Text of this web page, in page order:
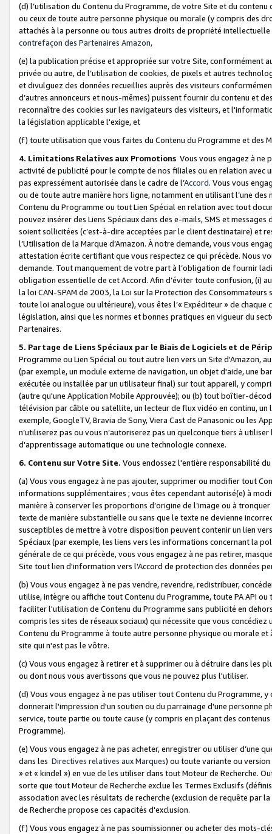
(d) l’utilisation du Contenu du Programme, de votre Site et du
ou ceux de toute autre personne physique ou morale (y compris des
attachés à la personne ou tous autres droits de propriété
contrefaçon des Partenaires Amazon,
(e) la publication précise et appropriée sur votre Site, conformément
privée ou autre, de l’utilisation de cookies, de pixels et autres
et divulguez des données recueillies auprès des visiteurs
d’autres annonceurs et nous-mêmes) puissent fournir du contenu et
reconnaître des cookies sur les navigateurs des visiteurs, et
la législation applicable l'exige, et
(f) toute utilisation que vous faites du Contenu du Programme et des
4. Limitations Relatives aux Promotions Vous vous engagez à ne
activité de publicité pour le compte de nos filiales ou en relation avec
pas expressément autorisée dans le cadre de l’Accord. Vous vous
ou de toute autre manière hors ligne, notamment en utilisant l’une
Contenu du Programme ou tout Lien Spécial en relation avec tout
pouvez insérer des Liens Spéciaux dans des e-mails, SMS et
soient sollicitées (c’est-à-dire acceptées par le client destinataire) et
l’Utilisation de la Marque d’Amazon. À notre demande, vous vous
attestation écrite certifiant que vous respectez ce qui précède. Nous
demande. Tout manquement de votre part à l’obligation de fournir
obligation essentielle de cet Accord. Afin d’éviter toute confusion, (i)
la loi CAN-SPAM de 2003, la Loi sur la Protection des
toute loi analogue ou ultérieure), vous êtes l’« Expéditeur » de
législation, ainsi que les normes et bonnes pratiques en vigueur du
Partenaires.
5. Partage de Liens Spéciaux par le Biais de Logiciels et de
Programme ou Lien Spécial ou tout autre lien vers un Site d'Amazon,
(par exemple, un module externe de navigation, un objet d'aide, une
exécutée ou installée par un utilisateur final) sur tout appareil, y
(autre qu'une Application Mobile Approuvée); ou (b) tout boîtier-
télévision par câble ou satellite, un lecteur de flux vidéo en continu,
exemple, GoogleTV, Bravia de Sony, Viera Cast de Panasonic ou les
n’utiliserez pas ou vous n’autoriserez pas un quelconque tiers à
d'apprentissage automatique ou une technologie connexe.
6. Contenu sur Votre Site. Vous endossez l'entière responsabilité
(a) Vous vous engagez à ne pas ajouter, supprimer ou modifier tout
informations supplémentaires ; vous êtes cependant autorisé(e) à
manière à conserver les proportions d’origine de l’image ou à
texte de manière substantielle ou sans que le texte ne devienne
susceptibles de mettre à votre disposition peuvent contenir un lien
Spéciaux (par exemple, les liens vers les informations concernant la
générale de ce qui précède, vous vous engagez à ne pas retirer,
Site tout lien d'information vers l'Accord de protection des données
(b) Vous vous engagez à ne pas vendre, revendre, redistribuer,
utilise, intègre ou affiche tout Contenu du Programme, toute PA API
faciliter l'utilisation de Contenu du Programme sans publicité en
compris les sites de réseaux sociaux) qui nécessite que vous
Contenu du Programme à toute autre personne physique ou morale
site qui n'est pas le vôtre.
(c) Vous vous engagez à retirer et à supprimer ou à détruire dans les
ou dont nous vous avertissons que vous ne pouvez plus l'utiliser.
(d) Vous vous engagez à ne pas utiliser tout Contenu du Programme,
donnerait l'impression d'un soutien ou du parrainage d'une personne
service, toute partie ou toute cause (y compris en plaçant des
Programme).
(e) Vous vous engagez à ne pas acheter, enregistrer ou utiliser d’une
dans les Directives relatives aux Marques) ou toute variante ou
» et « kindel ») en vue de les utiliser dans tout Moteur de Recherche.
sorte que tout Moteur de Recherche exclue les Termes Exclusifs
association avec les résultats de recherche (exclusion de requête
de Recherche propose ces capacités d'exclusion.
(f) Vous vous engagez à ne pas soumissionner ou acheter des mots-